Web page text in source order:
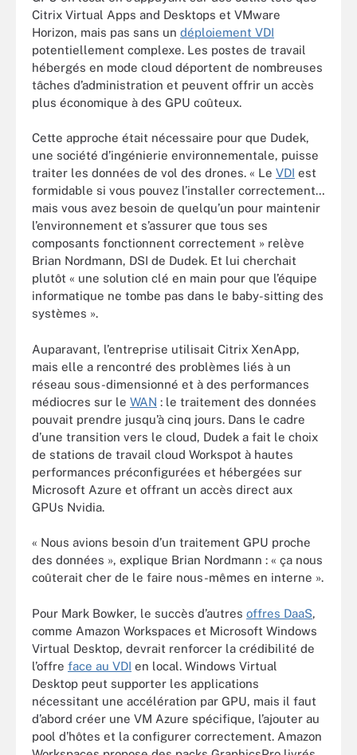
Citrix Virtual Apps and Desktops et VMware
Horizon, mais pas sans un déploiement VDI
potentiellement complexe. Les postes de travail
hébergés en mode cloud déportent de nombreuses
tâches d’administration et peuvent offrir un accès
plus économique à des GPU coûteux.
Cette approche était nécessaire pour que Dudek,
une société d’ingénierie environnementale, puisse
traiter les données de vol des drones. « Le VDI est
formidable si vous pouvez l’installer correctement…
mais vous avez besoin de quelqu’un pour maintenir
l’environnement et s’assurer que tous ses
composants fonctionnent correctement » relève
Brian Nordmann, DSI de Dudek. Et lui cherchait
plutôt « une solution clé en main pour que l’équipe
informatique ne tombe pas dans le baby-sitting des
systèmes ».
Auparavant, l’entreprise utilisait Citrix XenApp,
mais elle a rencontré des problèmes liés à un
réseau sous-dimensionné et à des performances
médiocres sur le WAN : le traitement des données
pouvait prendre jusqu’à cinq jours. Dans le cadre
d’une transition vers le cloud, Dudek a fait le choix
de stations de travail cloud Workspot à hautes
performances préconfigurées et hébergées sur
Microsoft Azure et offrant un accès direct aux
GPUs Nvidia.
« Nous avions besoin d’un traitement GPU proche
des données », explique Brian Nordmann : « ça nous
coûterait cher de le faire nous-mêmes en interne ».
Pour Mark Bowker, le succès d’autres offres DaaS,
comme Amazon Workspaces et Microsoft Windows
Virtual Desktop, devrait renforcer la crédibilité de
l’offre face au VDI en local. Windows Virtual
Desktop peut supporter les applications
nécessitant une accélération par GPU, mais il faut
d’abord créer une VM Azure spécifique, l’ajouter au
pool d’hôtes et la configurer correctement. Amazon